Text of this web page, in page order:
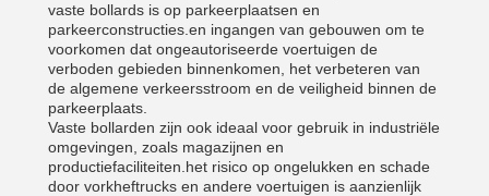
vaste bollards is op parkeerplaatsen en
parkeerconstructies.en ingangen van gebouwen om te
voorkomen dat ongeautoriseerde voertuigen de
verboden gebieden binnenkomen, het verbeteren van
de algemene verkeersstroom en de veiligheid binnen de
parkeerplaats.
Vaste bollarden zijn ook ideaal voor gebruik in industriële
omgevingen, zoals magazijnen en
productiefaciliteiten.het risico op ongelukken en schade
door vorkheftrucks en andere voertuigen is aanzienlijk